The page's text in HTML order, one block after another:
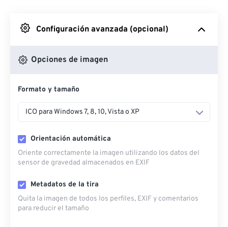
Desde Google Drive
Desde OneDrive
Desde URL
Configuración avanzada (opcional)
Opciones de imagen
Formato y tamaño
ICO para Windows 7, 8, 10, Vista o XP
Orientación automática
Oriente correctamente la imagen utilizando los datos del
sensor de gravedad almacenados en EXIF
Metadatos de la tira
Quita la imagen de todos los perfiles, EXIF ​​y comentarios
para reducir el tamaño